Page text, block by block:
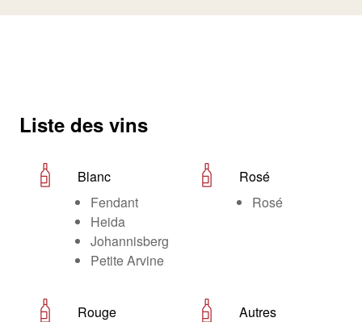
Liste des vins
Blanc
Fendant
Heida
Johannisberg
Petite Arvine
Rosé
Rosé
Rouge
Autres